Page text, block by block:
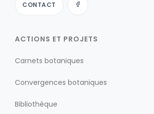
CONTACT
ACTIONS ET PROJETS
Carnets botaniques
Convergences botaniques
Bibliothèque